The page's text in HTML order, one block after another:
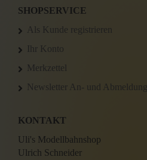
SHOPSERVICE
Als Kunde registrieren
Ihr Konto
Merkzettel
Newsletter An- und Abmeldung
KONTAKT
Uli's Modellbahnshop
Ulrich Schneider